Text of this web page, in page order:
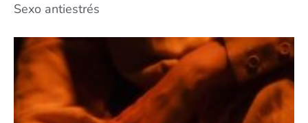
Sexo antiestrés